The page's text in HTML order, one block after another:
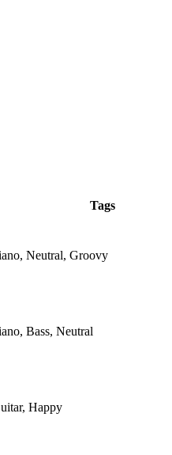
Tags
Neutral, Groovy
Bass, Neutral
Happy